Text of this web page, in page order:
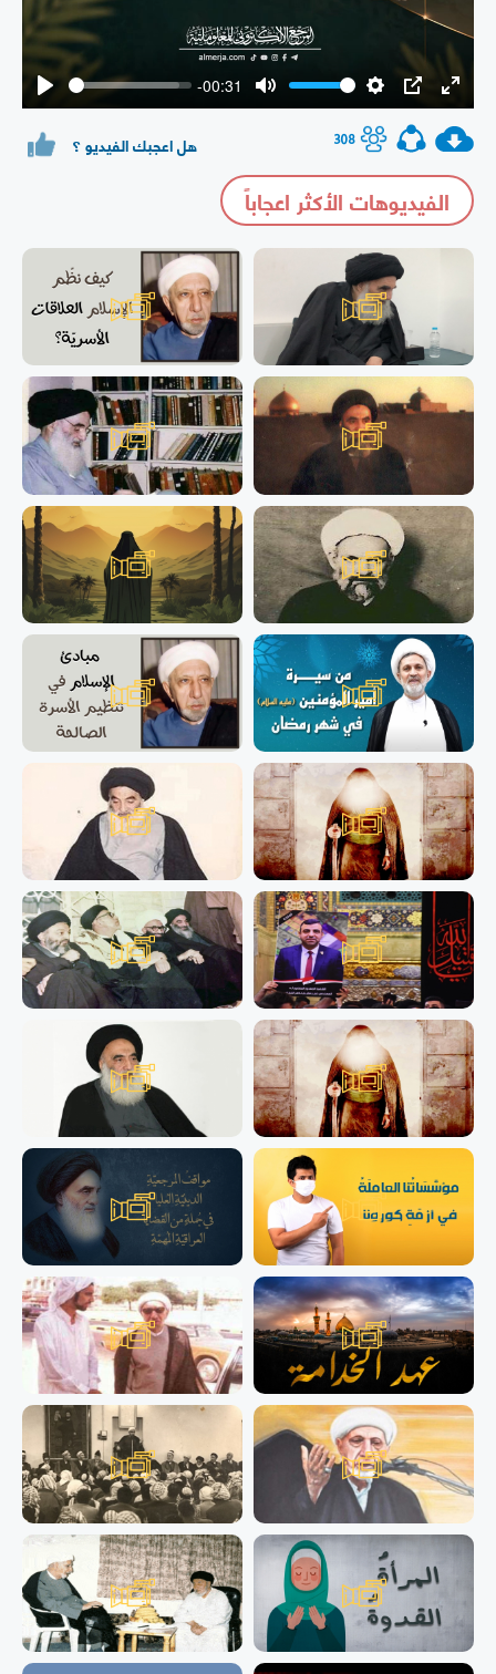
Play
-00:31
Mute
Settings
PIP Enter
308 هل اعجبك الفيديو ؟
الفيديوهات الأكثر اعجاباً